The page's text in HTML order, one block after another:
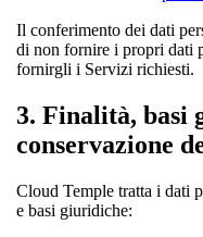
Il conferimento dei dati
di non fornire i propri dati
fornirgli i Servizi richiesti.
3. Finalità, basi
conservazione
Cloud Temple tratta i dati
e basi giuridiche: